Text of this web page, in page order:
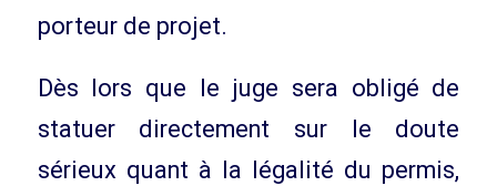
porteur de projet.
Dès lors que le juge sera obligé de
statuer directement sur le doute
sérieux quant à la légalité du permis,